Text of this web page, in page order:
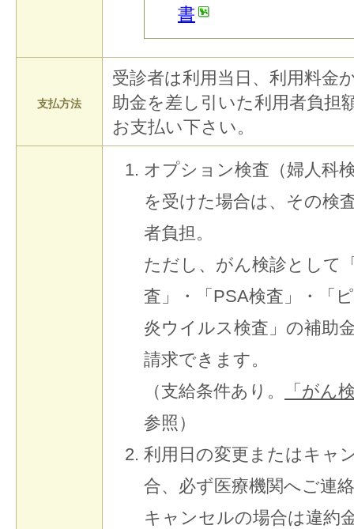
書
支払方法
受診者は利用当日、利用料金
助金を差し引いた利用者負担
お支払い下さい。
オプション検査（婦人科
を受けた場合は、その検
者負担。
ただし、がん検診として
査」・「PSA検査」・「
炎ウイルス検査」の補助
請求できます。
（支給条件あり。
「がん
参照）
利用日の変更またはキャ
合、必ず医療機関へご連
キャンセルの場合は違約